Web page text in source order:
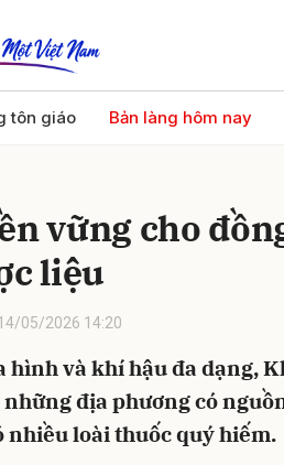
tôn giáo Bản làng hôm nay
vững cho
liệu
05/2026 14:20
hình và khí hậu đa dạng,
địa phương có
nhiều loài thuốc quý hiếm.
Gửi bình luận